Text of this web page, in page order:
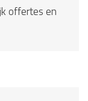
offertes en